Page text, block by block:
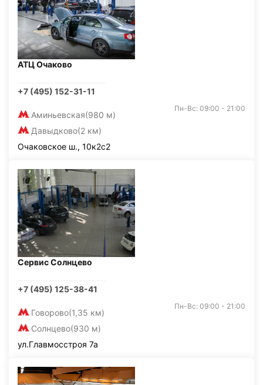
АТЦ Очаково
+7 (495) 152-31-11
Аминьевская(980 м)
Давыдково(2 км)
Пн-Вс: 09:00 - 21:00
Очаковское ш., 10к2с2
Сервис Солнцево
+7 (495) 125-38-41
Говорово(1,35 км)
Солнцево(930 м)
Пн-Вс: 09:00 - 21:00
ул.Главмосстроя 7а